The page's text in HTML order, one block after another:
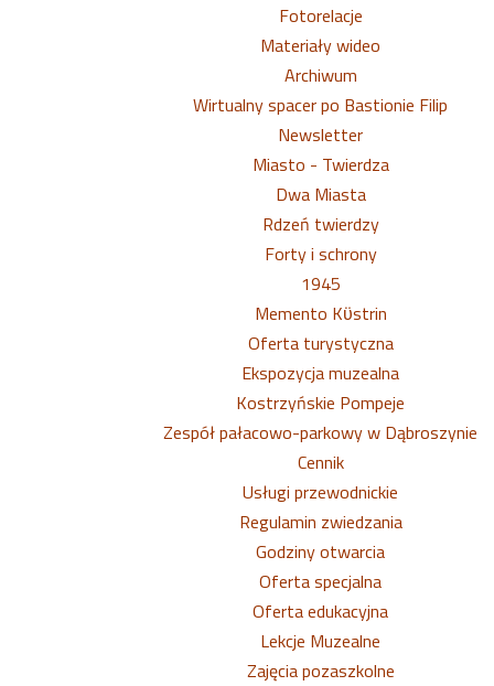
Fotorelacje
Materiały wideo
Archiwum
Wirtualny spacer po Bastionie Filip
Newsletter
Miasto - Twierdza
Dwa Miasta
Rdzeń twierdzy
Forty i schrony
1945
Memento Kϋstrin
Oferta turystyczna
Ekspozycja muzealna
Kostrzyńskie Pompeje
Zespół pałacowo-parkowy w Dąbroszynie
Cennik
Usługi przewodnickie
Regulamin zwiedzania
Godziny otwarcia
Oferta specjalna
Oferta edukacyjna
Lekcje Muzealne
Zajęcia pozaszkolne